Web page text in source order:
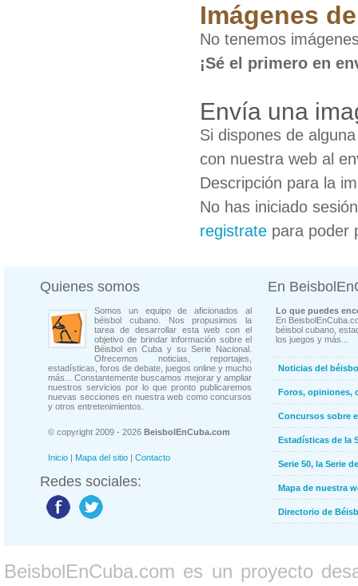
Imágenes
No tenemos
¡Sé el primero en
Envía una
Si dispones de
con nuestra web al
Descripción para la
No has iniciado
registrate para poder
Quienes somos
Somos un equipo de aficionados al
béisbol cubano. Nos propusimos la
tarea de desarrollar esta web con el
objetivo de brindar información sobre el
Béisbol en Cuba y su Serie Nacional.
Ofrecemos noticias, reportajes,
estadísticas, foros de debate, juegos online y mucho
más... Constantemente buscamos mejorar y ampliar
nuestros servicios por lo que pronto publicaremos
nuevas secciones en nuestra web como concursos
y otros entretenimientos.
© copyright 2009 - 2026 BeisbolEnCuba.com
Inicio | Mapa del sitio | Contacto
Redes sociales:
En
Lo que puedes
En
béisbol cubano,
los juegos y más...
Noticias del
Foros, opiniones,
Concursos sobre
Estadísticas de la
Serie 50, la Serie
Mapa de nuestra
Directorio de
BeisbolEnCuba.com es un proyecto